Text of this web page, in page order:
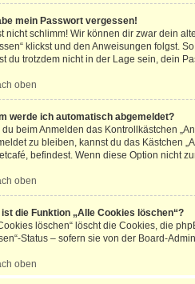
mein Passwort vergessen!
nicht schlimm! Wir können dir zwar dein
klickst und den Anweisungen folgst.
du trotzdem nicht in der Lage sein, dein
oben
werde ich automatisch abgemeldet?
du beim Anmelden das Kontrollkästchen
zu bleiben, kannst du das Kästchen
befindest. Wenn diese Option nicht
oben
ist die Funktion „Alle Cookies löschen“?
löschen“ löscht die Cookies, die
Status – sofern sie von der Board-
oben